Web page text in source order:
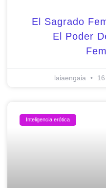
El Sagrado
El Poder
laiaengaia
Inteligencia erótica